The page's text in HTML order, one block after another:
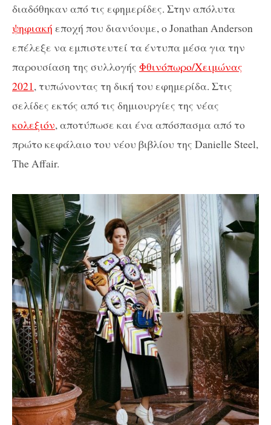
διαδόθηκαν από τις εφημερίδες. Στην απόλυτα
ψηφιακή εποχή που διανύουμε, ο Jonathan Anderson
επέλεξε να εμπιστευτεί τα έντυπα μέσα για την
παρουσίαση της συλλογής Φθινόπωρο/Χειμώνας
2021, τυπώνοντας τη δική του εφημερίδα. Στις
σελίδες εκτός από τις δημιουργίες της νέας
κολεξιόν, αποτύπωσε και ένα απόσπασμα από το
πρώτο κεφάλαιο του νέου βιβλίου της Danielle Steel,
The Affair.